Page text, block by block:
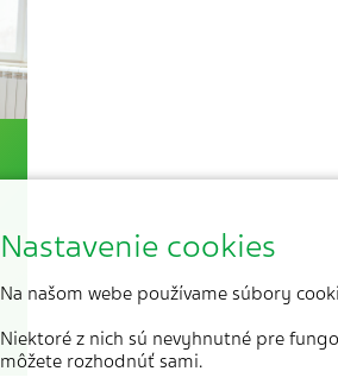
Nastavenie cookies
Na našom webe používame súbory
Niektoré z nich sú nevyhnutné pre
môžete rozhodnúť sami.